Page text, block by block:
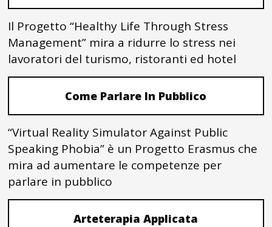
Il Progetto “Healthy Life Through Stress
Management” mira a ridurre lo stress nei
lavoratori del turismo, ristoranti ed hotel
Come Parlare In Pubblico
“Virtual Reality Simulator Against Public
Speaking Phobia” è un Progetto Erasmus che
mira ad aumentare le competenze per
parlare in pubblico
Arteterapia Applicata